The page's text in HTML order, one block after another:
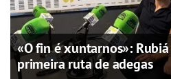
«O fin é xuntarnos»:
primeira ruta de adegas